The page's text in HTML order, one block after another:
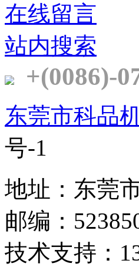
在线留言
站内搜索
+(0086)-
东莞市科品
号-1
地址：东莞
邮编：
技术支持：